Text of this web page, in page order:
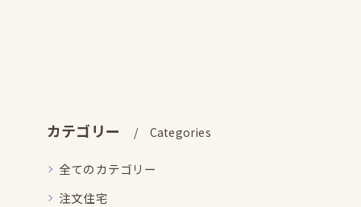
カテゴリー Categories
全てのカテゴリー
注文住宅